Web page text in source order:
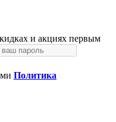
и акциях первым
Политика